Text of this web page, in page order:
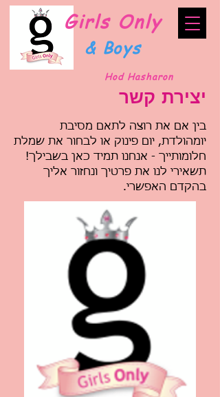
Girls Only
& Boys
Hod Hasharon
יצירת קשר
בין אם את רוצה לתאם מסיבת
יומהולדת, יום פינוק או לבחור את שמלת
חלומותייך - אנחנו תמיד כאן בשבילך!
תשאירי לנו את פרטיך ונחזור אליך
בהקדם האפשרי.